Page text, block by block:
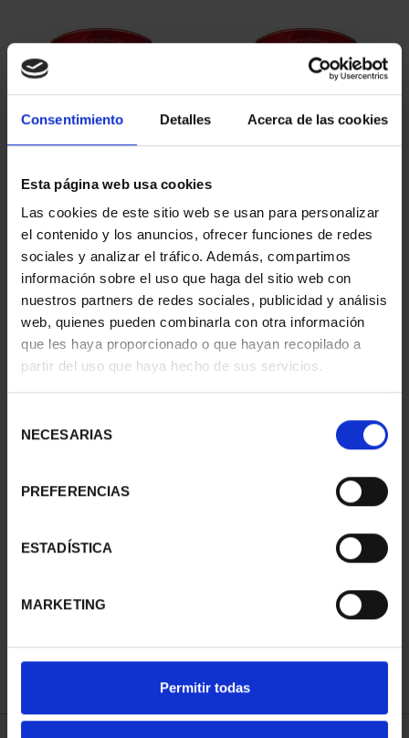
Consentimiento Detalles Acerca de las cookies
Esta página web usa cookies
Las cookies de este sitio web se usan para personalizar
el contenido y los anuncios, ofrecer funciones de redes
sociales y analizar el tráfico. Además, compartimos
información sobre el uso que haga del sitio web con
nuestros partners de redes sociales, publicidad y análisis
web, quienes pueden combinarla con otra información
que les haya proporcionado o que hayan recopilado a
partir del uso que haya hecho de sus servicios.
NECESARIAS
PREFERENCIAS
ESTADÍSTICA
MARKETING
Permitir todas
SUSCRIPCIÓN
CAPITALES DE
PROVINCIA 1
949,00 €
Sólo para usuarios
registrados
SUSCRIPCIÓN
CAPITALES DE
PROVINCIA 2
949,00 €
Sólo para usuarios
registrados
SUSCRIPCIÓN
949,00 €
registrados
SUSCRIPCIÓN
CAPITALES DE
PROVINCIA 4
949,00 €
registrados